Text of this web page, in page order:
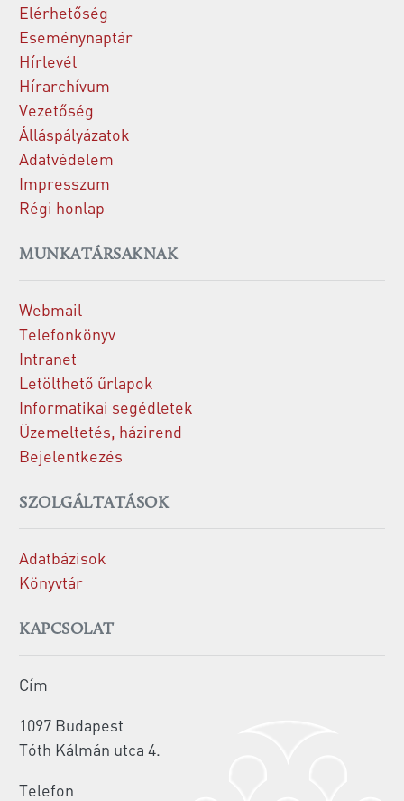
Elérhetőség
Eseménynaptár
Hírlevél
Hírarchívum
Vezetőség
Álláspályázatok
Adatvédelem
Impresszum
Régi honlap
MUNKATÁRSAKNAK
Webmail
Telefonkönyv
Intranet
Letölthető űrlapok
Informatikai segédletek
Üzemeltetés, házirend
Bejelentkezés
SZOLGÁLTATÁSOK
Adatbázisok
Könyvtár
KAPCSOLAT
Cím
1097 Budapest
Tóth Kálmán utca 4.
Telefon